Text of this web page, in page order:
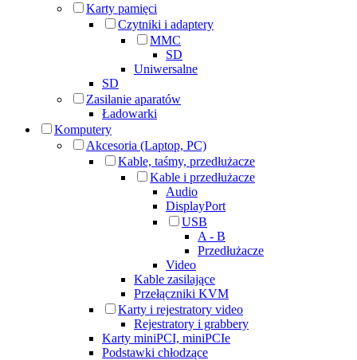
Karty pamięci
Czytniki i adaptery
MMC
SD
Uniwersalne
SD
Zasilanie aparatów
Ładowarki
Komputery
Akcesoria (Laptop, PC)
Kable, taśmy, przedłużacze
Kable i przedłużacze
Audio
DisplayPort
USB
A - B
Przedłużacze
Video
Kable zasilające
Przełączniki KVM
Karty i rejestratory video
Rejestratory i grabbery
Karty miniPCI, miniPCIe
Podstawki chłodzące